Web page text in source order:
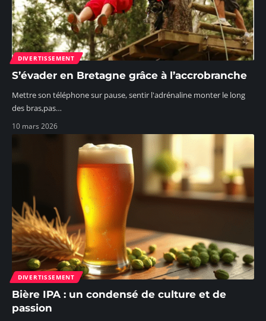
DIVERTISSEMENT
S’évader en Bretagne grâce à l’accrobranche
Mettre son téléphone sur pause, sentir l'adrénaline monter le long
des bras,pas…
10 mars 2026
DIVERTISSEMENT
Bière IPA : un condensé de culture et de
passion